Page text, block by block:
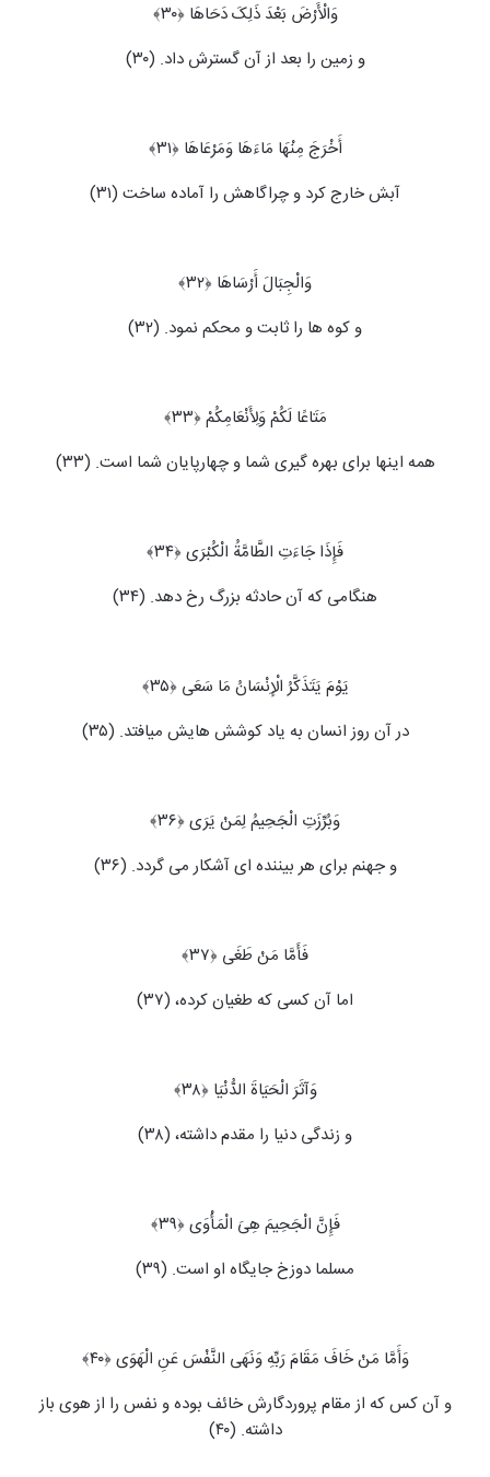
وَالْأَرْضَ بَعْدَ ذَلِکَ دَحَاهَا ﴿۳۰﴾
و زمین را بعد از آن گسترش داد. (۳۰)
أَخْرَجَ مِنْهَا مَاءَهَا وَمَرْعَاهَا ﴿۳۱﴾
آبش خارج کرد و چراگاهش را آماده ساخت (۳۱)
وَالْجِبَالَ أَرْسَاهَا ﴿۳۲﴾
و کوه ها را ثابت و محکم نمود. (۳۲)
مَتَاعًا لَکُمْ وَلِأَنْعَامِکُمْ ﴿۳۳﴾
همه اینها برای بهره گیری شما و چهارپایان شما است. (۳۳)
فَإِذَا جَاءَتِ الطَّامَّةُ الْکُبْرَى ﴿۳۴﴾
هنگامی که آن حادثه بزرگ رخ دهد. (۳۴)
یَوْمَ یَتَذَکَّرُ الْإِنْسَانُ مَا سَعَى ﴿۳۵﴾
در آن روز انسان به یاد کوشش هایش می‏افتد. (۳۵)
وَبُرِّزَتِ الْجَحِیمُ لِمَنْ یَرَى ﴿۳۶﴾
و جهنم برای هر بیننده‏ ای آشکار می ‏گردد. (۳۶)
فَأَمَّا مَنْ طَغَى ﴿۳۷﴾
اما آن کسی که طغیان کرده، (۳۷)
وَآثَرَ الْحَیَاةَ الدُّنْیَا ﴿۳۸﴾
و زندگی دنیا را مقدم داشته، (۳۸)
فَإِنَّ الْجَحِیمَ هِیَ الْمَأْوَى ﴿۳۹﴾
مسلما دوزخ جایگاه او است. (۳۹)
وَأَمَّا مَنْ خَافَ مَقَامَ رَبِّهِ وَنَهَى النَّفْسَ عَنِ الْهَوَى ﴿۴۰﴾
و آن کس که از مقام پروردگارش خائف بوده و نفس را از هوی باز
داشته. (۴۰)